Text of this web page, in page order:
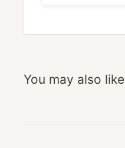
You may also like